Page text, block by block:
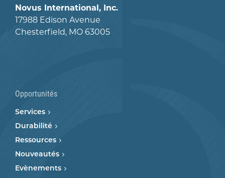
Novus International, Inc.
17988 Edison Avenue
Chesterfield, MO 63005
Opportunités
Services
Durabilité
Ressources
Nouveautés
Evènements